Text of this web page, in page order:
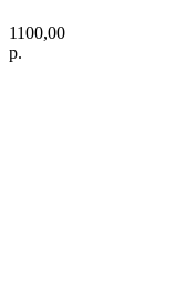
1100,00
р.